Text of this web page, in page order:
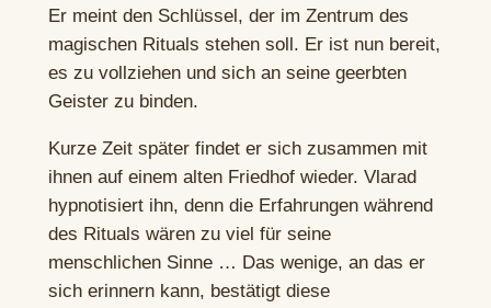
Er meint den Schlüssel, der im Zentrum des
magischen Rituals stehen soll. Er ist nun bereit,
es zu vollziehen und sich an seine geerbten
Geister zu binden.
Kurze Zeit später findet er sich zusammen mit
ihnen auf einem alten Friedhof wieder. Vlarad
hypnotisiert ihn, denn die Erfahrungen während
des Rituals wären zu viel für seine
menschlichen Sinne … Das wenige, an das er
sich erinnern kann, bestätigt diese